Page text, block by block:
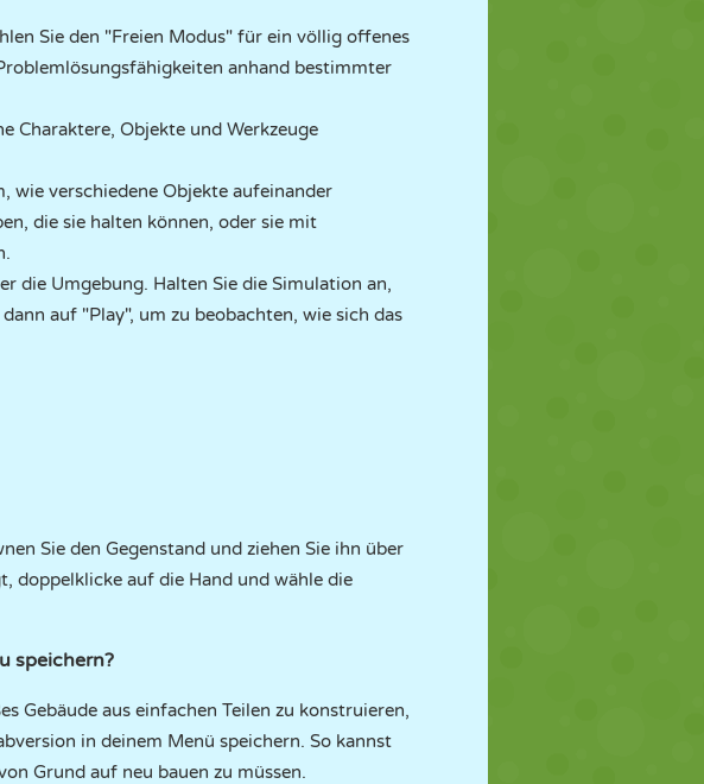
Sie den "Freien Modus" für ein völlig offenes
anhand bestimmter
Charaktere, Objekte und Werkzeuge
wie verschiedene Objekte aufeinander
die sie halten können, oder sie mit
die Umgebung. Halten Sie die Simulation an,
auf "Play", um zu beobachten, wie sich das
Sie den Gegenstand und ziehen Sie ihn über
doppelklicke auf die Hand und wähle die
speichern?
Gebäude aus einfachen Teilen zu konstruieren,
in deinem Menü speichern. So kannst
Grund auf neu bauen zu müssen.